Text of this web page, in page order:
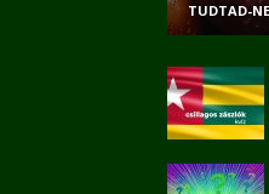
TUDTAD-